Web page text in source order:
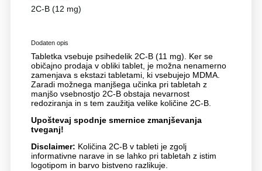
2C-B (12 mg)
Dodaten opis
Tabletka vsebuje psihedelik 2C-B (11 mg). Ker se
običajno prodaja v obliki tablet, je možna nenamerno
zamenjava s ekstazi tabletami, ki vsebujejo MDMA.
Zaradi možnega manjšega učinka pri tabletah z
manjšo vsebnostjo 2C-B obstaja nevarnost
redoziranja in s tem zaužitja velike količine 2C-B.
Upoštevaj spodnje smernice zmanjševanja
tveganj!
Disclaimer: Količina 2C-B v tableti je zgolj
informativne narave in se lahko pri tabletah z istim
logotipom in barvo bistveno razlikuje.